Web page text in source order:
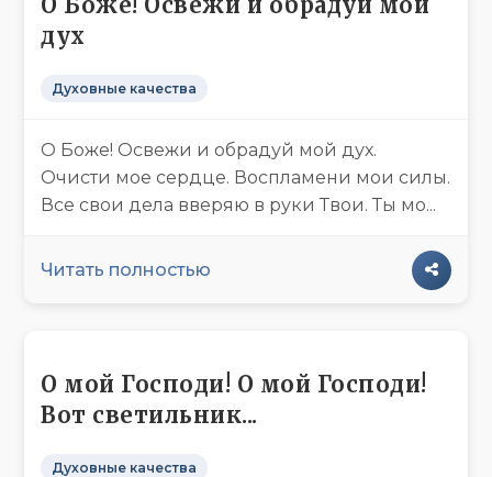
дух
Духовные качества
О Боже! Освежи и обрадуй мой дух.
Очисти мое сердце. Воспламени мои силы.
Все свои дела вверяю в руки Твои. Ты мо...
Читать полностью
О мой Господи! О мой Господи!
Вот светильник...
Духовные качества